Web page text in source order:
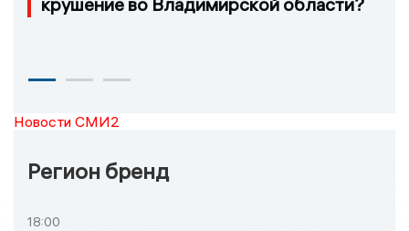
Новости СМИ2
Регион бренд
18:00